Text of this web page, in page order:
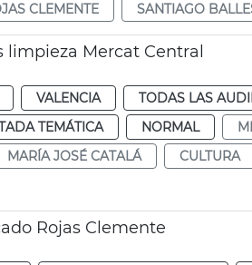
CLEMENTE SANTIAGO
Mercat Central
VALENCIA TODAS LAS
TEMÁTICA NORMAL
MARÍA JOSÉ CATALÁ CULTURA
Rojas Clemente